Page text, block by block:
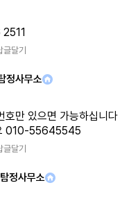
글달기
정사무소
호만 있으면 가능하십니다
010-55645545
글달기
정사무소